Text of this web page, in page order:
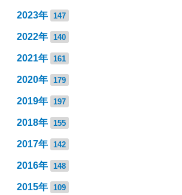
2023年 147
2022年 140
2021年 161
2020年 179
2019年 197
2018年 155
2017年 142
2016年 148
2015年 109